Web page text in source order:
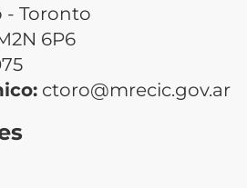
- Toronto
6P6
ctoro@mrecic.gov.ar